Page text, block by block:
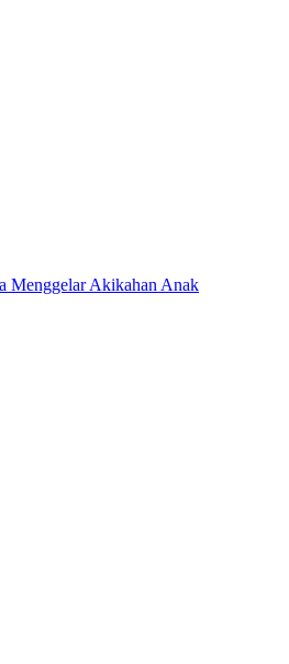
Menggelar Akikahan Anak